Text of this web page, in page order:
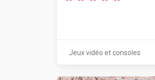
Jeux vidéo et consoles